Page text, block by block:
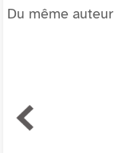
Du même auteur